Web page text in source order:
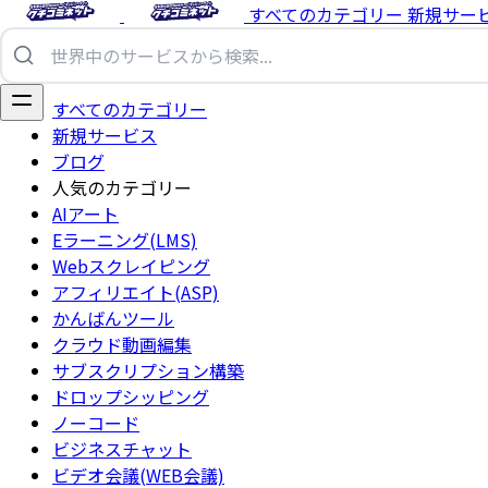
すべてのカテゴリー 新規サー
すべてのカテゴリー
新規サービス
ブログ
人気のカテゴリー
AIアート
Eラーニング(LMS)
Webスクレイピング
アフィリエイト(ASP)
かんばんツール
クラウド動画編集
サブスクリプション構築
ドロップシッピング
ノーコード
ビジネスチャット
ビデオ会議(WEB会議)